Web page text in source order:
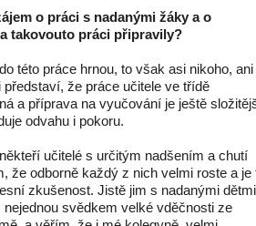
o práci s nadanými žáky a o
takovouto práci připravily?
této práce hrnou, to však asi nikoho, ani
že práce učitele ve třídě
a příprava na vyučování je ještě
odvahu i pokoru.
učitelé s určitým nadšením a chutí
že odborně každý z nich velmi roste a je
zkušenost. Jistě jim s nadanými dětmi
svědkem velké vděčnosti ze